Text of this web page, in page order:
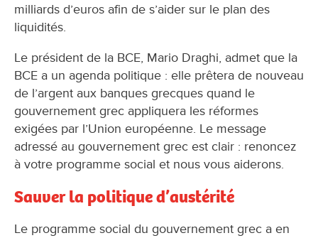
milliards d’euros afin de s’aider sur le plan des
liquidités.
Le président de la BCE, Mario Draghi, admet que la
BCE a un agenda politique : elle prêtera de nouveau
de l’argent aux banques grecques quand le
gouvernement grec appliquera les réformes
exigées par l’Union européenne. Le message
adressé au gouvernement grec est clair : renoncez
à votre programme social et nous vous aiderons.
Sauver la politique d’austérité
Le programme social du gouvernement grec a en